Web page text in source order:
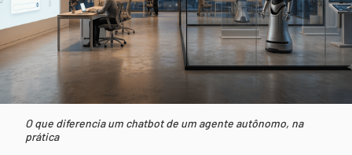
O que diferencia um chatbot de um agente autônomo, na
prática